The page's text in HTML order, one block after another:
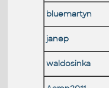
bluemartyn
janep
waldosinka